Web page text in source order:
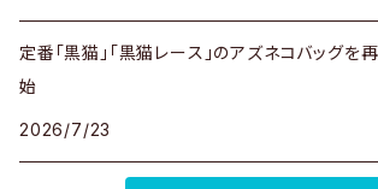
定番「黒猫」「黒猫レース」のアズネコバッグを
始
2026/7/23